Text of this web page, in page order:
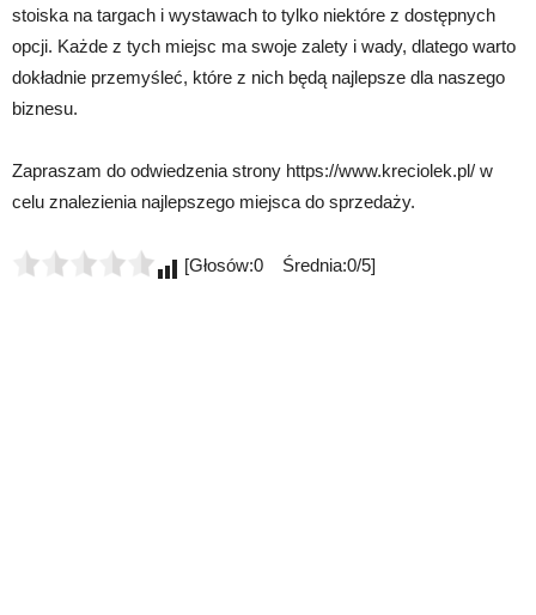
stoiska na targach i wystawach to tylko niektóre z dostępnych
opcji. Każde z tych miejsc ma swoje zalety i wady, dlatego warto
dokładnie przemyśleć, które z nich będą najlepsze dla naszego
biznesu.
Zapraszam do odwiedzenia strony https://www.kreciolek.pl/ w
celu znalezienia najlepszego miejsca do sprzedaży.
[Głosów:0 Średnia:0/5]